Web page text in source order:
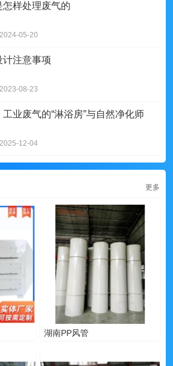
怎样处理废气的
2024-05-20
计注意事项
2023-08-23
工业废气的“淋浴房”与自然净化师
2025-12-04
更多
湖南PP风管